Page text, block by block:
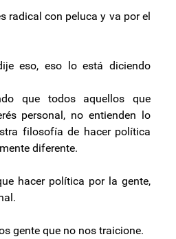
radical con peluca y va por el
eso, eso lo está diciendo
que todos aquellos que
personal, no entienden lo
filosofía de hacer política
diferente.
hacer política por la gente,
gente que no nos traicione.